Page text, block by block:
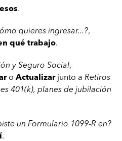
.
quieres ingresar...?,
qué trabajo.
y Seguro Social,
o Actualizarjunto a Retiros
401(k), planes de jubilación
un Formulario 1099-R en?
.